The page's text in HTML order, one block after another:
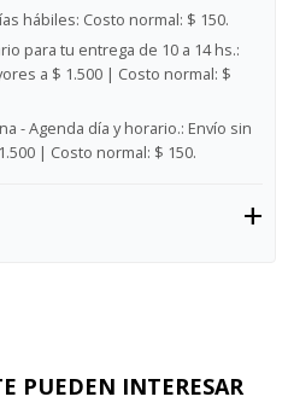
hábiles: Costo normal: $ 150.
para tu entrega de 10 a 14 hs.:
a $ 1.500 | Costo normal: $
- Agenda día y horario.: Envío sin
| Costo normal: $ 150.
PUEDEN INTERESAR